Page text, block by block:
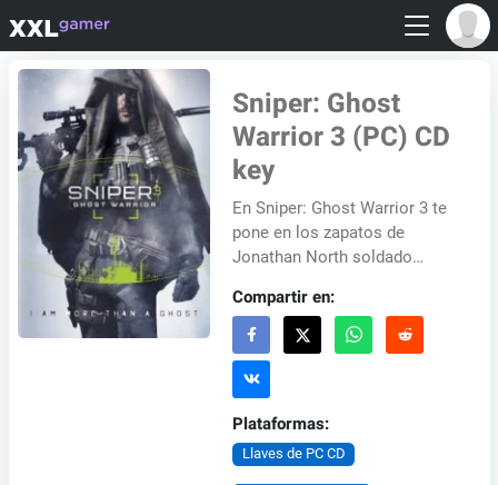
Sniper: Ghost
Warrior 3 (PC) CD
key
En Sniper: Ghost Warrior 3 te
pone en los zapatos de
Jonathan North soldado
Guerra Fría en Georgia en el
futuro cercano d...
Compartir en:
Plataformas:
Llaves de PC CD